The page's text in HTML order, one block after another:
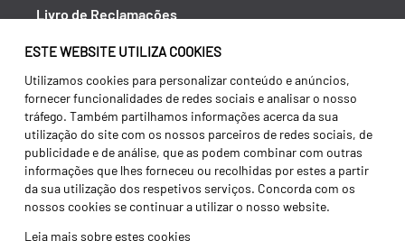
ESTE WEBSITE UTILIZA COOKIES
Utilizamos cookies para personalizar conteúdo e anúncios,
fornecer funcionalidades de redes sociais e analisar o nosso
tráfego. Também partilhamos informações acerca da sua
utilização do site com os nossos parceiros de redes sociais, de
publicidade e de análise, que as podem combinar com outras
informações que lhes forneceu ou recolhidas por estes a partir
da sua utilização dos respetivos serviços. Concorda com os
nossos cookies se continuar a utilizar o nosso website.
Leia mais sobre estes cookies
Livro de Reclamações
Política de Privacidade
Canal de Denúncias (RGPC)
Termos e condições